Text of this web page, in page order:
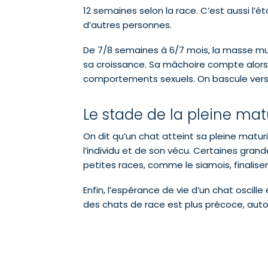
12 semaines selon la race. C’est aussi
d’autres personnes.
De 7/8 semaines à 6/7 mois, la masse
sa croissance. Sa mâchoire compte
comportements sexuels. On bascule
Le stade de la pleine
On dit qu’un chat atteint sa pleine
l’individu et de son vécu. Certaines
petites races, comme le siamois,
Enfin, l’espérance de vie d’un chat
des chats de race est plus précoce,